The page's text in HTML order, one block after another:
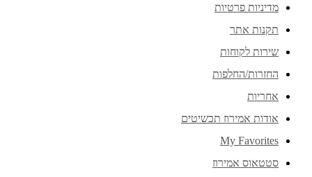
מדיניות פרטיות
תקנות אתר
שירות לקוחות
החזרות/החלפות
אחריות
אודות אמירוז תכשיטים
My Favorites
סטטאוס אמירוז